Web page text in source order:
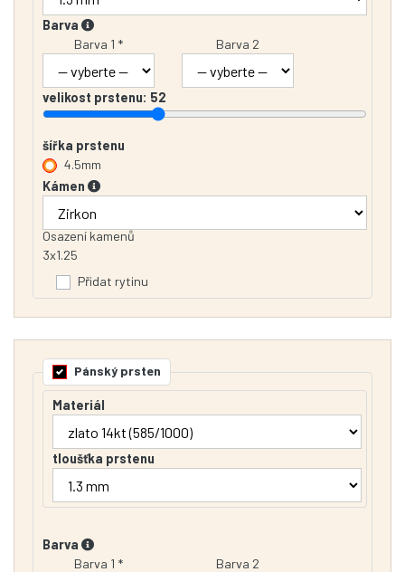
Barva
Barva 1 *
Barva 2
velikost prstenu: 52
šířka prstenu
4.5mm
Kámen
Osazení kamenů
3x1.25
Přidat rytinu
Pánský prsten
Materiál
tloušťka prstenu
Barva
Barva 1 *
Barva 2